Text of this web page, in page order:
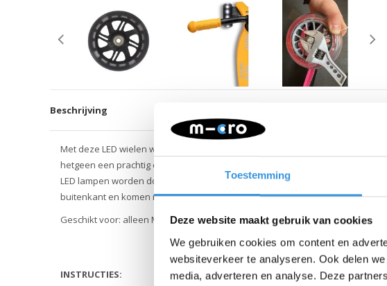
Toestemming
Deze website maakt gebruik van cookies
We gebruiken cookies om content en
websiteverkeer te analyseren. Ook delen
media, adverteren en analyse. Deze
Beschrijving
Met deze LED wielen wordt steppen nog leuker! Als het donker is lichten de
hetgeen een prachtig effect geeft en hierdoor is je kind bovendien extra goed
LED lampen worden door beweging geactiveerd. De wielen hebben een
buitenkant en komen met zwarte spaken.
Geschikt voor: alleen Maxi Micro Pro steppen en niet de Maxi met gewone
INSTRUCTIES: